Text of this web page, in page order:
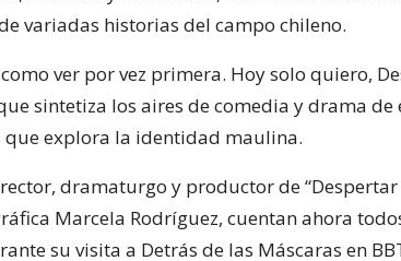
variadas historias del campo chileno.
ver por vez primera. Hoy solo quiero,
sintetiza los aires de comedia y drama de
que explora la identidad maulina.
dramaturgo y productor de “Despertar
Marcela Rodríguez, cuentan ahora
su visita a Detrás de las Máscaras en